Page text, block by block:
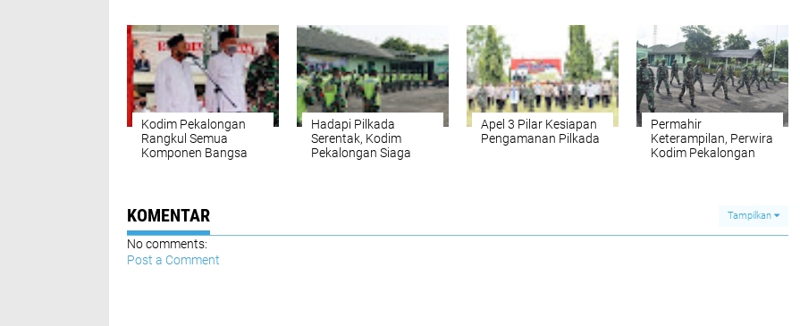
Kodim Pekalongan
Rangkul Semua
Komponen Bangsa
Hadapi Pilkada
Serentak, Kodim
Pekalongan Siaga
Apel 3 Pilar Kesiapan
Pengamanan Pilkada
Permahir
Keterampilan, Perwira
Kodim Pekalongan
KOMENTAR Tampilkan
No comments:
Post a Comment